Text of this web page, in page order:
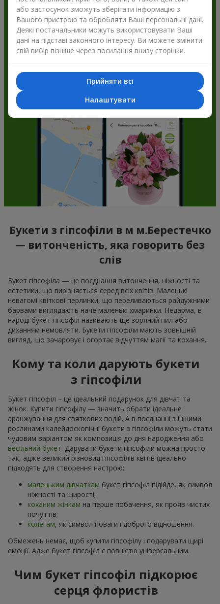
Flowers.ua і отримуйте бонуси
Букети з гіпсофіли в м м.Берестечко
— витонченість, яка говорить без
слів
Букет гіпсофіла — це поєднання витончення, ніжності та
естетики, що вирізняється серед всіх квітів. Маленькі
невагомі квіткові перлинки, що переливаються райдужними
барвами виглядають наче маленькі хмаринки. Недарма, в
народі букет гіпсофіл називають ще зоряний пил або
диханням немовляти. Букети гіпсофіли мають зовнішній
вигляд, що зачаровує і огортає відчуттям магії та кохання.
Кому та коли дарують букети
з гіпсофіли
Букет гіпсофіл – це ідеальний подарунок для дівчат та
жінок. Купити гіпсофілу — значить обрати ідеальне
аранжування для святкових подій. А в поєднанні з іншими
рослинами калейдоскопічні букети з гіпсофіли можуть стати
чудовим варіантом як композиція до дня народження або
весільний букет. Дарувати букети гіпсофіли можна просто
так, адже великий різновид гіпсофілів квітів ідеально
підходять для створення настрою:
маленьким дівчаткам букет гіпсофіл підійде, як символ
ніжності та щирості;
коханим жінкам на перше побачення, як прояв чистих
почуттів;
колегам, як символ поваги і доброго відношення.
Обмежень немає, щоб купити гіпсофілу і подарувати щирі
емоції. Адже букет гіпсофіл є повністю універсальним.
Чим букет гіпсофіл підкорює
серця флористів
або застосунок зможуть зберігати інформацію з
Вашого пристрою та обробляти Ваші персональні дані.
Деякі постачальники можуть використовувати Ваші
дані на підставі законного інтересу. Ви можете змінити
свій вибір пізніше через посилання внизу сторінки.
Прийняти всі
Налаштувати